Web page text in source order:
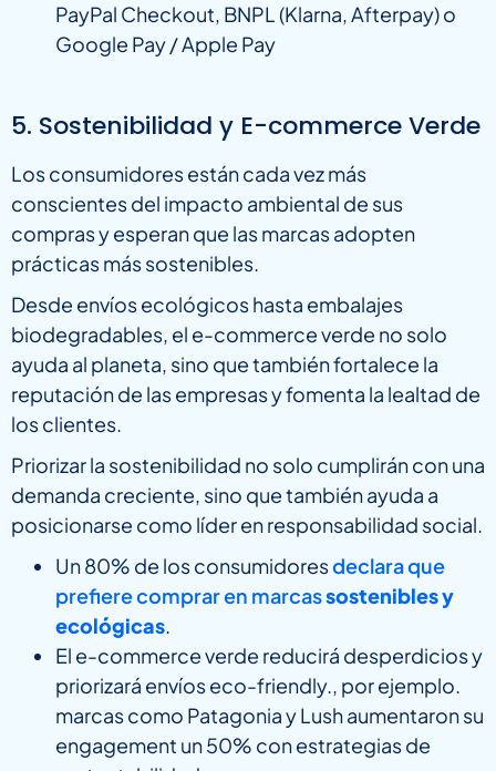
PayPal Checkout, BNPL (Klarna, Afterpay) o
Google Pay / Apple Pay
5. Sostenibilidad y E-commerce Verde
Los consumidores están cada vez más
conscientes del impacto ambiental de sus
compras y esperan que las marcas adopten
prácticas más sostenibles.
Desde envíos ecológicos hasta embalajes
biodegradables, el e-commerce verde no solo
ayuda al planeta, sino que también fortalece la
reputación de las empresas y fomenta la lealtad de
los clientes.
Priorizar la sostenibilidad no solo cumplirán con una
demanda creciente, sino que también ayuda a
posicionarse como líder en responsabilidad social.
Un 80% de los consumidoresdeclara que
prefiere comprar en marcassostenibles y
ecológicas.
El e-commerce verde reducirá desperdicios y
priorizará envíos eco-friendly., por ejemplo.
marcas como Patagonia y Lush aumentaron su
engagement un 50% con estrategias de